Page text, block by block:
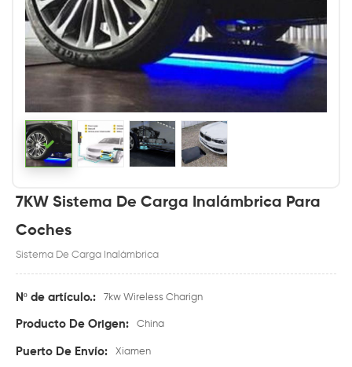
7KW Sistema De Carga Inalámbrica Para
Coches
Sistema De Carga Inalámbrica
Nº de artículo.: 7kw Wireless Charign
Producto De Origen: China
Puerto De Envío: Xiamen